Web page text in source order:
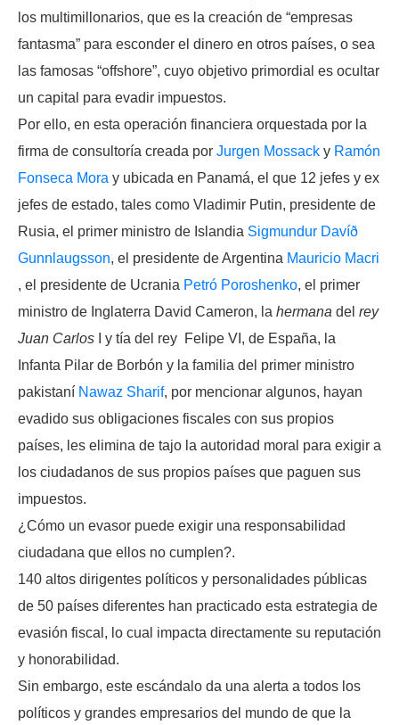
los multimillonarios, que es la creación de “empresas
fantasma” para esconder el dinero en otros países, o sea
las famosas “offshore”, cuyo objetivo primordial es ocultar
un capital para evadir impuestos.
Por ello, en esta operación financiera orquestada por la
firma de consultoría creada por Jurgen Mossack y Ramón
Fonseca Mora y ubicada en Panamá, el que 12 jefes y ex
jefes de estado, tales como Vladimir Putin, presidente de
Rusia, el primer ministro de Islandia Sigmundur Davíð
Gunnlaugsson, el presidente de Argentina Mauricio Macri
, el presidente de Ucrania Petró Poroshenko, el primer
ministro de Inglaterra David Cameron, la hermana del rey
Juan Carlos I y tía del rey Felipe VI, de España, la
Infanta Pilar de Borbón y la familia del primer ministro
pakistaní Nawaz Sharif, por mencionar algunos, hayan
evadido sus obligaciones fiscales con sus propios
países, les elimina de tajo la autoridad moral para exigir a
los ciudadanos de sus propios países que paguen sus
impuestos.
¿Cómo un evasor puede exigir una responsabilidad
ciudadana que ellos no cumplen?.
140 altos dirigentes políticos y personalidades públicas
de 50 países diferentes han practicado esta estrategia de
evasión fiscal, lo cual impacta directamente su reputación
y honorabilidad.
Sin embargo, este escándalo da una alerta a todos los
políticos y grandes empresarios del mundo de que la